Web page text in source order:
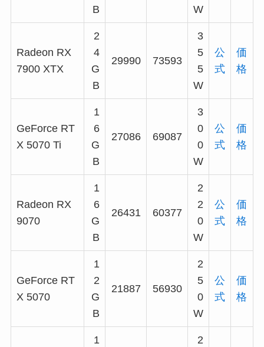
B
W
Radeon RX
7900 XTX
2
4
G
B
29990 73593
3
5
5
W
公
式
価
格
GeForce RT
X 5070 Ti
1
6
G
B
27086 69087
3
0
0
W
公
式
価
格
Radeon RX
9070
1
6
G
B
26431 60377
2
2
0
W
公
式
価
格
GeForce RT
X 5070
1
2
G
B
21887 56930
2
5
0
W
公
式
価
格
1
2